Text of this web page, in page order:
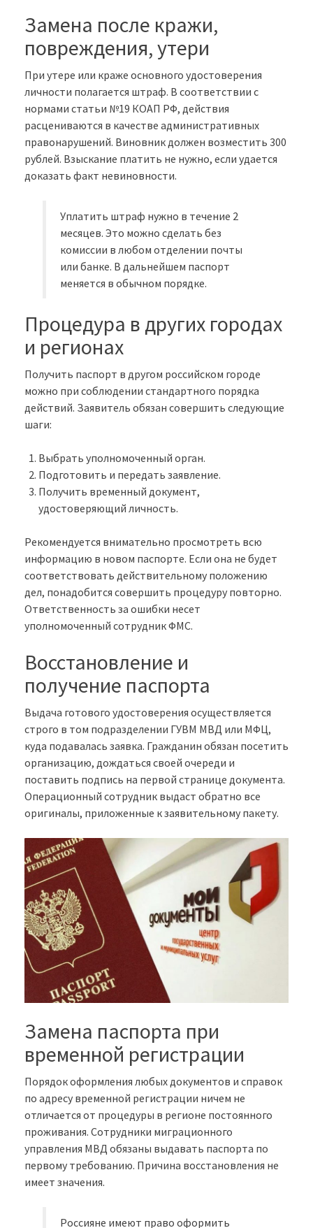
Замена после кражи,
повреждения, утери
При утере или краже основного удостоверения
личности полагается штраф. В соответствии с
нормами статьи №19 КОАП РФ, действия
расцениваются в качестве административных
правонарушений. Виновник должен возместить 300
рублей. Взыскание платить не нужно, если удается
доказать факт невиновности.
Уплатить штраф нужно в течение 2
месяцев. Это можно сделать без
комиссии в любом отделении почты
или банке. В дальнейшем паспорт
меняется в обычном порядке.
Процедура в других городах
и регионах
Получить паспорт в другом российском городе
можно при соблюдении стандартного порядка
действий. Заявитель обязан совершить следующие
шаги:
Выбрать уполномоченный орган.
Подготовить и передать заявление.
Получить временный документ,
удостоверяющий личность.
Рекомендуется внимательно просмотреть всю
информацию в новом паспорте. Если она не будет
соответствовать действительному положению
дел, понадобится совершить процедуру повторно.
Ответственность за ошибки несет
уполномоченный сотрудник ФМС.
Восстановление и
получение паспорта
Выдача готового удостоверения осуществляется
строго в том подразделении ГУВМ МВД или МФЦ,
куда подавалась заявка. Гражданин обязан посетить
организацию, дождаться своей очереди и
поставить подпись на первой странице документа.
Операционный сотрудник выдаст обратно все
оригиналы, приложенные к заявительному пакету.
Замена паспорта при
временной регистрации
Порядок оформления любых документов и справок
по адресу временной регистрации ничем не
отличается от процедуры в регионе постоянного
проживания. Сотрудники миграционного
управления МВД обязаны выдавать паспорта по
первому требованию. Причина восстановления не
имеет значения.
Россияне имеют право оформить